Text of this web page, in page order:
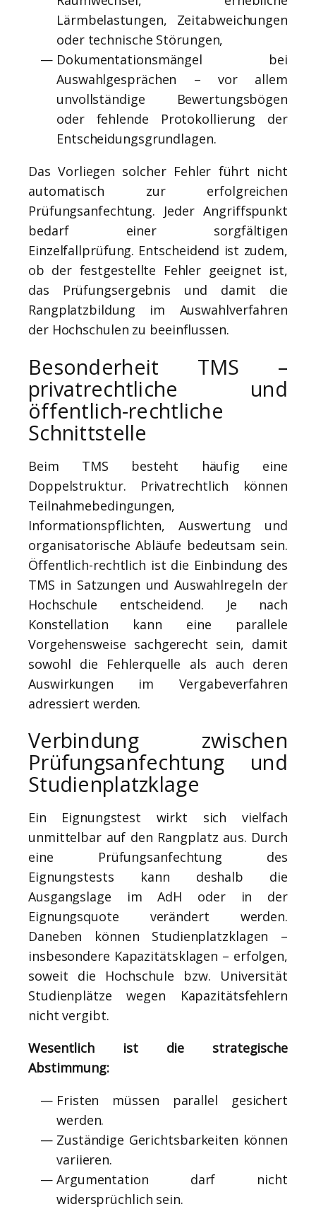
Lärmbelastungen, Zeitabweichungen
oder technische Störungen,
Dokumentationsmängel bei
Auswahlgesprächen – vor allem
unvollständige Bewertungsbögen
oder fehlende Protokollierung der
Entscheidungsgrundlagen.
Das Vorliegen solcher Fehler führt nicht
automatisch zur erfolgreichen
Prüfungsanfechtung. Jeder Angriffspunkt
bedarf einer sorgfältigen
Einzelfallprüfung. Entscheidend ist zudem,
ob der festgestellte Fehler geeignet ist,
das Prüfungsergebnis und damit die
Rangplatzbildung im Auswahlverfahren
der Hochschulen zu beeinflussen.
Besonderheit TMS –
privatrechtliche und
öffentlich-rechtliche
Schnittstelle
Beim TMS besteht häufig eine
Doppelstruktur. Privatrechtlich können
Teilnahmebedingungen,
Informationspflichten, Auswertung und
organisatorische Abläufe bedeutsam sein.
Öffentlich-rechtlich ist die Einbindung des
TMS in Satzungen und Auswahlregeln der
Hochschule entscheidend. Je nach
Konstellation kann eine parallele
Vorgehensweise sachgerecht sein, damit
sowohl die Fehlerquelle als auch deren
Auswirkungen im Vergabeverfahren
adressiert werden.
Verbindung zwischen
Prüfungsanfechtung und
Studienplatzklage
Ein Eignungstest wirkt sich vielfach
unmittelbar auf den Rangplatz aus. Durch
eine Prüfungsanfechtung des
Eignungstests kann deshalb die
Ausgangslage im AdH oder in der
Eignungsquote verändert werden.
Daneben können Studienplatzklagen –
insbesondere Kapazitätsklagen – erfolgen,
soweit die Hochschule bzw. Universität
Studienplätze wegen Kapazitätsfehlern
nicht vergibt.
Wesentlich ist die strategische
Abstimmung:
Fristen müssen parallel gesichert
werden.
Zuständige Gerichtsbarkeiten können
variieren.
Argumentation darf nicht
widersprüchlich sein.